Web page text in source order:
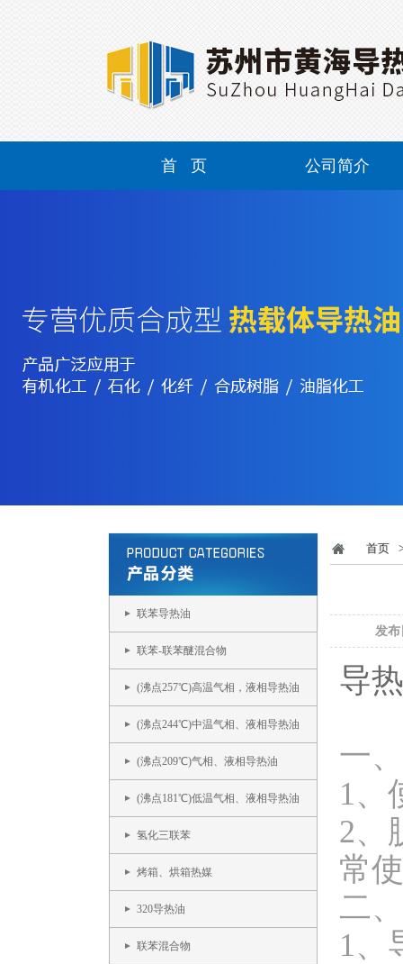
首 页 公司简介
联苯导热油
联苯-联苯醚混合物
(沸点257℃)高温气相，液相导热油
(沸点244℃)中温气相、液相导热油
(沸点209℃)气相、液相导热油
(沸点181℃)低温气相、液相导热油
氢化三联苯
烤箱、烘箱热媒
320导热油
联苯混合物
首页
发
导
一
1、
2、
常
二
1、